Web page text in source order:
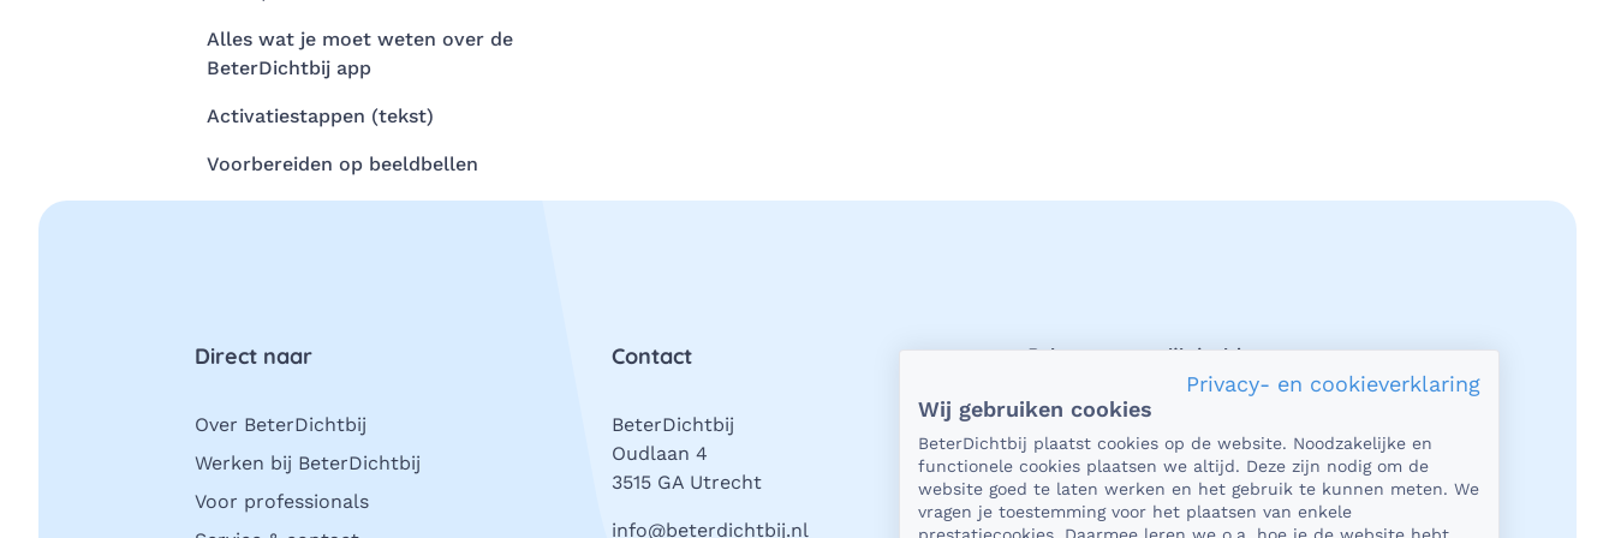
Alles wat je moet weten over de
BeterDichtbij app
Activatiestappen (tekst)
Voorbereiden op beeldbellen
Direct naar
Over BeterDichtbij
Werken bij BeterDichtbij
Voor professionals
Contact
BeterDichtbij
Oudlaan 4
3515 GA Utrecht
info@beterdichtbij.nl
Privacy en veiligheid
Als het gaat om je gezondheid, dan is het
natuurlijk heel belangrijk dat je jouw
vragen in een beveiligde omgeving kunt
stellen. En dat je er zeker van bent dat
Privacy- en cookieverklaring
Wij gebruiken cookies
BeterDichtbij plaatst cookies op de website. Noodzakelijke en
functionele cookies plaatsen we altijd. Deze zijn nodig om de
website goed te laten werken en het gebruik te kunnen meten. We
vragen je toestemming voor het plaatsen van enkele